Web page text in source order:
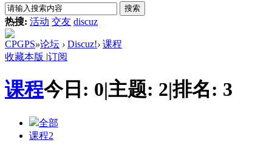
搜索
热搜: 活动 交友 discuz
CPGPS»论坛 › Discuz!› 课程
收藏本版 |订阅
课程今日: 0|主题: 2|排名: 3
全部
课程2